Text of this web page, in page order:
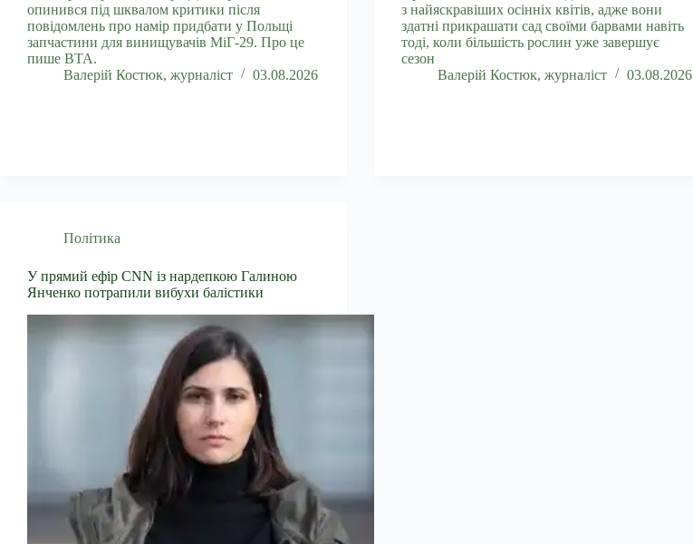
опинився під шквалом критики після
повідомлень про намір придбати у Польщі
запчастини для винищувачів МіГ-29. Про це
пише BTA.
Валерій Костюк, журналіст
03.08.2026
з найяскравіших осінніх квітів, адже вони
здатні прикрашати сад своїми барвами навіть
тоді, коли більшість рослин уже завершує
сезон
Валерій Костюк, журналіст
03.08.2026
Політика
У прямий ефір CNN із нардепкою Галиною
Янченко потрапили вибухи балістики